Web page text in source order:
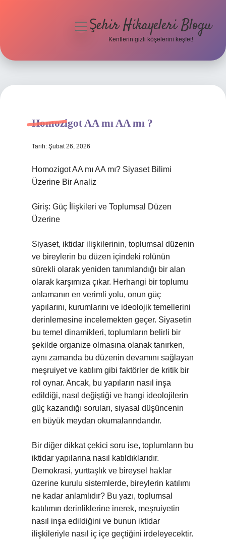
Hakkımızda
menüyüŞehir Hikayeleri Blogu
Kentlerin gizli köşelerini keşfet!
Homozigot AA mı AA mı ?
Tarih: Şubat 26, 2026
Homozigot AA mı AA mı? Siyaset Bilimi
Üzerine Bir Analiz
Giriş: Güç İlişkileri ve Toplumsal Düzen
Üzerine
Siyaset, iktidar ilişkilerinin, toplumsal düzenin
ve bireylerin bu düzen içindeki rolünün
sürekli olarak yeniden tanımlandığı bir alan
olarak karşımıza çıkar. Herhangi bir toplumu
anlamanın en verimli yolu, onun güç
yapılarını, kurumlarını ve ideolojik temellerini
derinlemesine incelemekten geçer. Siyasetin
bu temel dinamikleri, toplumların belirli bir
şekilde organize olmasına olanak tanırken,
aynı zamanda bu düzenin devamını sağlayan
meşruiyet ve katılım gibi faktörler de kritik bir
rol oynar. Ancak, bu yapıların nasıl inşa
edildiği, nasıl değiştiği ve hangi ideolojilerin
güç kazandığı soruları, siyasal düşüncenin
en büyük meydan okumalarındandır.
Bir diğer dikkat çekici soru ise, toplumların bu
iktidar yapılarına nasıl katıldıklarıdır.
Demokrasi, yurttaşlık ve bireysel haklar
üzerine kurulu sistemlerde, bireylerin katılımı
ne kadar anlamlıdır? Bu yazı, toplumsal
katılımın derinliklerine inerek, meşruiyetin
nasıl inşa edildiğini ve bunun iktidar
ilişkileriyle nasıl iç içe geçtiğini irdeleyecektir.